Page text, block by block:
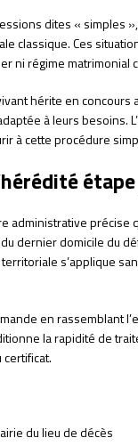
dites « simples
classique. Ces
ni régime matrimonial
hérite en concours
à leurs besoins.
à cette procédure
administrative précise
dernier domicile du
s’applique
en rassemblant
la rapidité de
du lieu de décès